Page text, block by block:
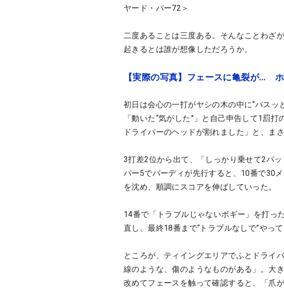
ヤード・パー72＞
二度あることは三度ある。そんなことわざ
起きるとは誰が想像しただろうか。
【実際の写真】フェースに亀裂が…
初日は会心の一打がヤシの木の中に“バス
「動いた“気がした”」と自己申告して1罰
ドライバーのヘッドが割れました」と、ま
3打差2位から出て、「しっかり乗せて2パ
パー5でバーディが先行すると、10番で30
を沈め、順調にスコアを伸ばしていった。
14番で「トラブルじゃないボギー」を打っ
直し、最終18番まで“トラブルなしで”やって
ところが、ティイングエリアでふとドライ
線のような、傷のようなものがある」。大
改めてフェースを触って確認すると、「爪